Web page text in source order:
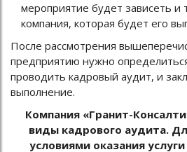
мероприятие будет зависеть и
компания, которая будет его
После рассмотрения
предприятию нужно
проводить кадровый аудит, и
выполнение.
Компания «Гранит-
виды кадрового аудита.
условиями оказания